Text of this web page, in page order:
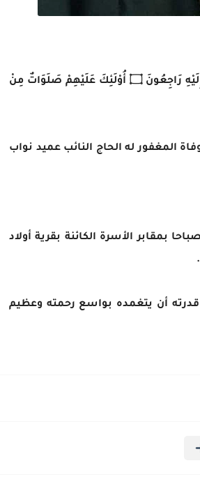
وَبَشِّرِ الصَّابِرِينَ ۝ الَّذِينَ إِذَا أَصَابَتْهُمْ مُصِيبَةٌ قَالُوا إِنَّا لِلَّهِ وَإِنَّا إِلَيْهِ رَاجِعُونَ ۝ أُوْلَئِكَ عَلَيْهِمْ صَلَوَاتٌ مِنْ
المغفور له الحاج النائب عميد نواب
بمقابر الأسرة الكائنة بقرية أولاد
أن يتغمده بواسع رحمته وعظيم